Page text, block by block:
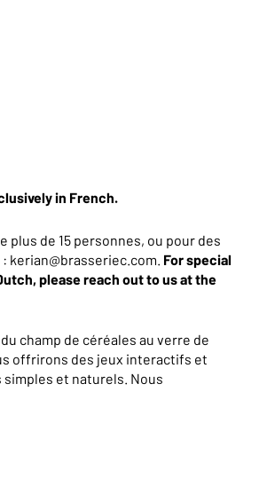
in French.
de 15 personnes, ou pour des
kerian@brasseriec.com. For special
please reach out to us at the
champ de céréales au verre de
offrirons des jeux interactifs et
et naturels. Nous